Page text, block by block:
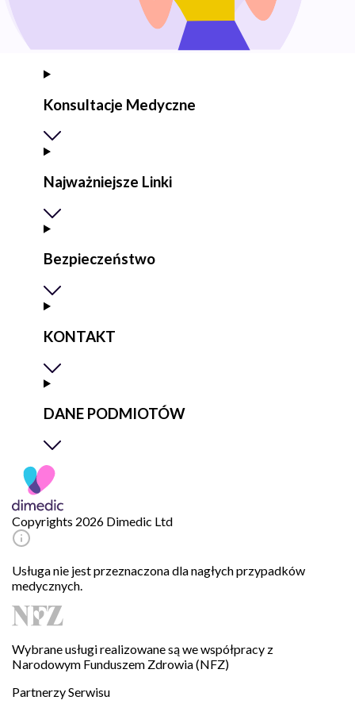
Konsultacje Medyczne
Najważniejsze Linki
Bezpieczeństwo
KONTAKT
DANE PODMIOTÓW
Copyrights 2026 Dimedic Ltd
Usługa nie jest przeznaczona dla nagłych przypadków
medycznych.
Wybrane usługi realizowane są we współpracy z
Narodowym Funduszem Zdrowia (NFZ)
Partnerzy Serwisu